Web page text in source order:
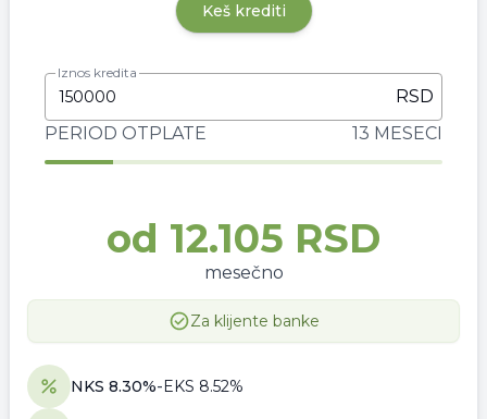
Keš krediti
RSD
Iznos kredita
PERIOD OTPLATE 13 MESECI
od 12.105 RSD
mesečno
Za klijente banke
NKS 8.30%-EKS 8.52%